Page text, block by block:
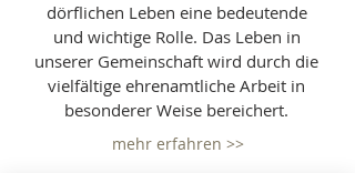
dörflichen Leben eine bedeutende
und wichtige Rolle. Das Leben in
unserer Gemeinschaft wird durch die
vielfältige ehrenamtliche Arbeit in
besonderer Weise bereichert.
mehr erfahren >>